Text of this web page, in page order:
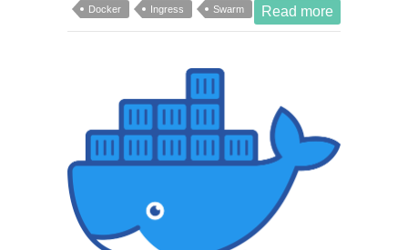
Docker Ingress Swarm Read more